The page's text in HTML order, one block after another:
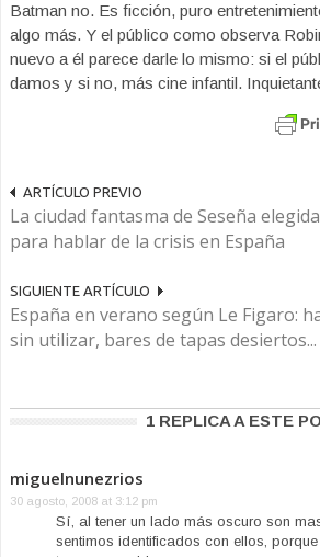
Batman no. Es ficción, puro
algo más. Y el público como observa
nuevo a él parece darle lo mismo: si el
damos y si no, más cine infantil.
ARTÍCULO PREVIO
La ciudad fantasma de Seseña
para hablar de la crisis en España
SIGUIENTE ARTÍCULO
España en verano según Le Figaro:
sin utilizar, bares de tapas desiertos...
1 REPLICA A ESTE
miguelnunezrios
30 agosto, 2008 at 3:12 pm
Sí, al tener un lado más oscuro son
sentimos identificados con ellos,